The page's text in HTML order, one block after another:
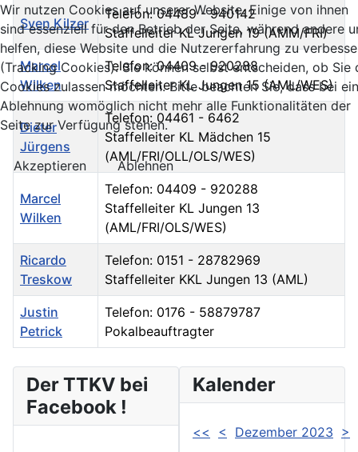
Sven Kilzer
Telefon: 04489 - 940142
Staffelleiter KL Jungen 19 (AMM/FRI)
Marcel
Wilken
Telefon: 04409 - 920288
Staffelleiter KL Jungen 15 (AML/WES)
Dieter
Jürgens
Telefon: 04461 - 6462
Staffelleiter KL Mädchen 15
(AML/FRI/OLL/OLS/WES)
Marcel
Wilken
Telefon: 04409 - 920288
Staffelleiter KL Jungen 13
(AML/FRI/OLS/WES)
Ricardo
Treskow
Telefon: 0151 - 28782969
Staffelleiter KKL Jungen 13 (AML)
Justin
Petrick
Telefon: 0176 - 58879787
Pokalbeauftragter
Der TTKV bei
Facebook !
Kalender
<< < Dezember 2023 >
Wir nutzen Cookies auf unserer Website. Einige von ihnen
sind essenziell für den Betrieb der Seite, während andere
helfen, diese Website und die Nutzererfahrung zu
(Tracking Cookies). Sie können selbst entscheiden, ob Sie
Cookies zulassen möchten. Bitte beachten Sie, dass bei
Ablehnung womöglich nicht mehr alle Funktionalitäten der
Seite zur Verfügung stehen.
Akzeptieren Ablehnen